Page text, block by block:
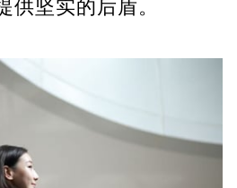
供坚实的后盾。